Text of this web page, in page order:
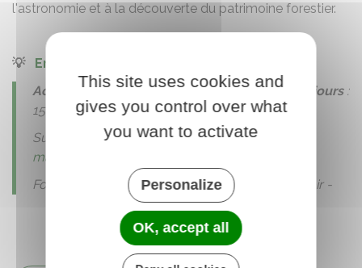
l'astronomie et à la découverte du patrimoine forestier.
💡 En savoir + ICI
Activité :5 € - gratuit moins de 7 ans |Pass 3 jours:
15 €
Sur réservation au 02 38 98 17 59 -
maisondelaforet@agglo-montargoise.fr
Foodtrucks et restauration sur place - midi & soir -
This site uses cookies and
gives you control over what
you want to activate
Personalize
OK, accept all